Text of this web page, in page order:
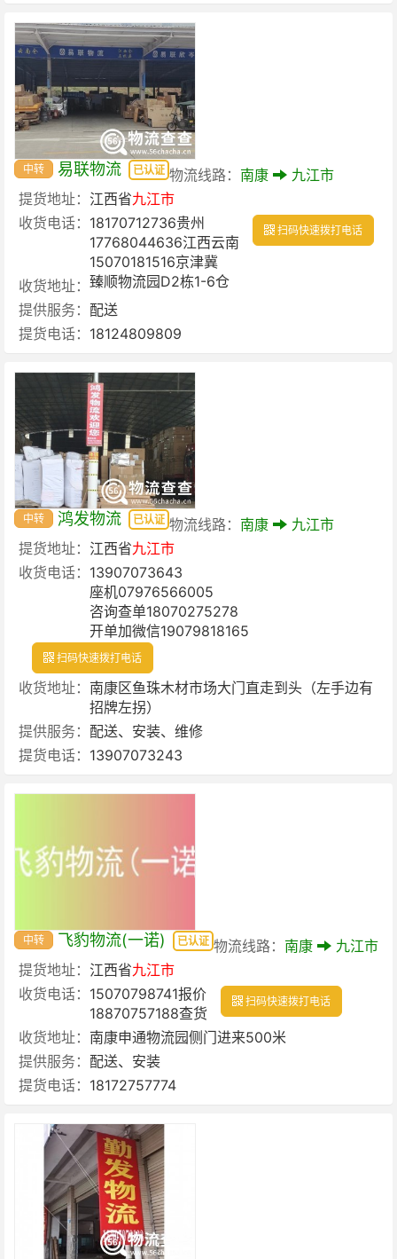
中转 易联物流 已认证 物流线路： 南康
九江市
提货地址： 江西省九江市
收货电话： 18170712736贵州
17768044636江西云南
15070181516京津冀
扫码快速拨打电话
收货地址： 臻顺物流园D2栋1-6仓
提供服务： 配送
提货电话： 18124809809
中转 鸿发物流 已认证 物流线路： 南康
九江市
提货地址： 江西省九江市
收货电话： 13907073643
座机07976566005
咨询查单18070275278
开单加微信19079818165
扫码快速拨打电话
收货地址： 南康区鱼珠木材市场大门直走到头（左手边有
招牌左拐）
提供服务： 配送、安装、维修
提货电话： 13907073243
中转 飞豹物流(一诺) 已认证 物流线路： 南康
九江市
提货地址： 江西省九江市
收货电话： 15070798741报价
18870757188查货
扫码快速拨打电话
收货地址： 南康申通物流园侧门进来500米
提供服务： 配送、安装
提货电话： 18172757774